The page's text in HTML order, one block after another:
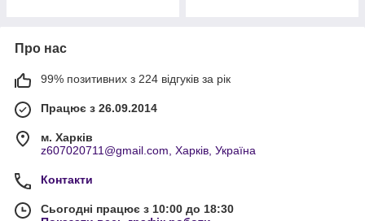
Про нас
99% позитивних з 224 відгуків за рік
Працює з 26.09.2014
м. Харків
z607020711@gmail.com, Харків, Україна
Контакти
Сьогодні працює з 10:00 до 18:30